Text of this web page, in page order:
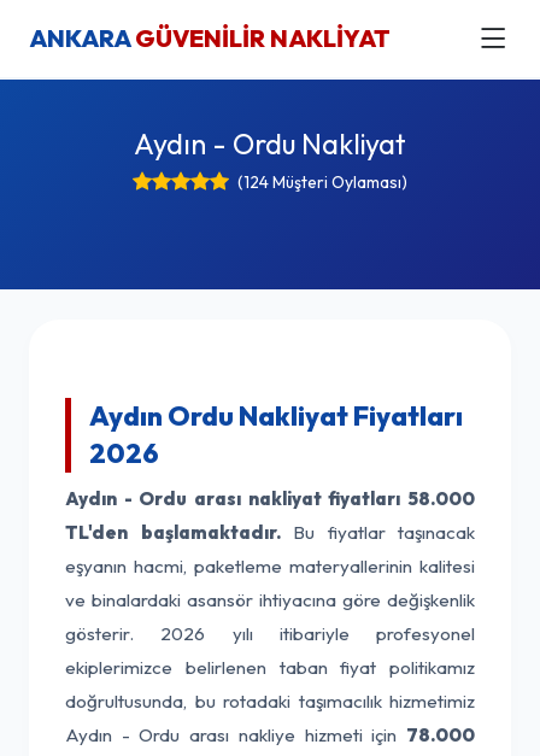
ANKARAGÜVENİLİR NAKLİYAT
Aydın - Ordu Nakliyat
(124 Müşteri Oylaması)
Aydın Ordu Nakliyat Fiyatları
2026
Aydın - Ordu arası nakliyat fiyatları 58.000
TL'den başlamaktadır.Bu fiyatlar taşınacak
eşyanın hacmi, paketleme materyallerinin kalitesi
ve binalardaki asansör ihtiyacına göre değişkenlik
gösterir. 2026 yılı itibariyle profesyonel
ekiplerimizce belirlenen taban fiyat politikamız
doğrultusunda, bu rotadaki taşımacılık hizmetimiz
Aydın - Ordu arası nakliye hizmeti için 78.000